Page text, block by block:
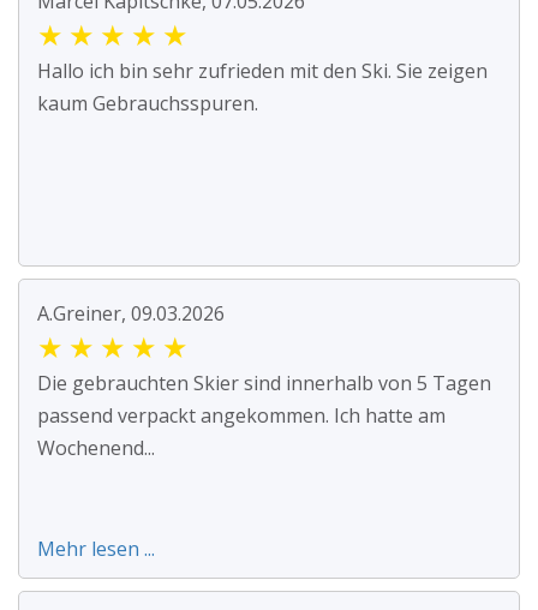
★ ★ ★ ★ ★
Hallo ich bin sehr zufrieden mit den Ski. Sie zeigen
kaum Gebrauchsspuren.
A.Greiner, 09.03.2026
★ ★ ★ ★ ★
Die gebrauchten Skier sind innerhalb von 5 Tagen
passend verpackt angekommen. Ich hatte am
Wochenend...
Mehr lesen ...